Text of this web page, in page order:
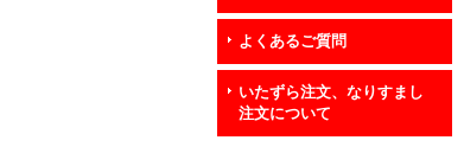
よくあるご質問
いたずら注文、なりすまし
注文について